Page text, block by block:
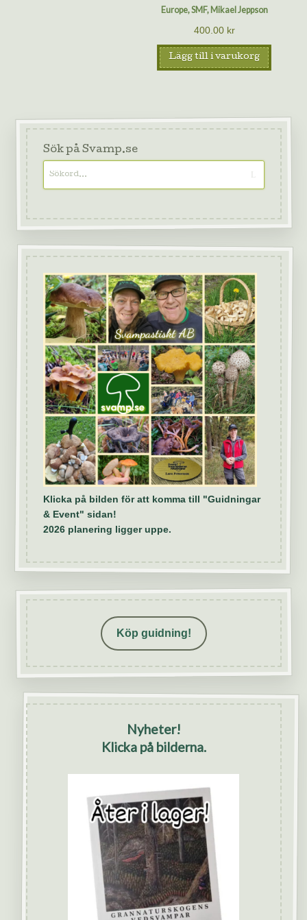
Europe, SMF, Mikael Jeppson
400.00 kr
Lägg till i varukorg
Sök på Svamp.se
Klicka på bilden för att komma till "Guidningar
& Event" sidan!
2026 planering ligger uppe.
Köp guidning!
Nyheter!
Klicka på bilderna.